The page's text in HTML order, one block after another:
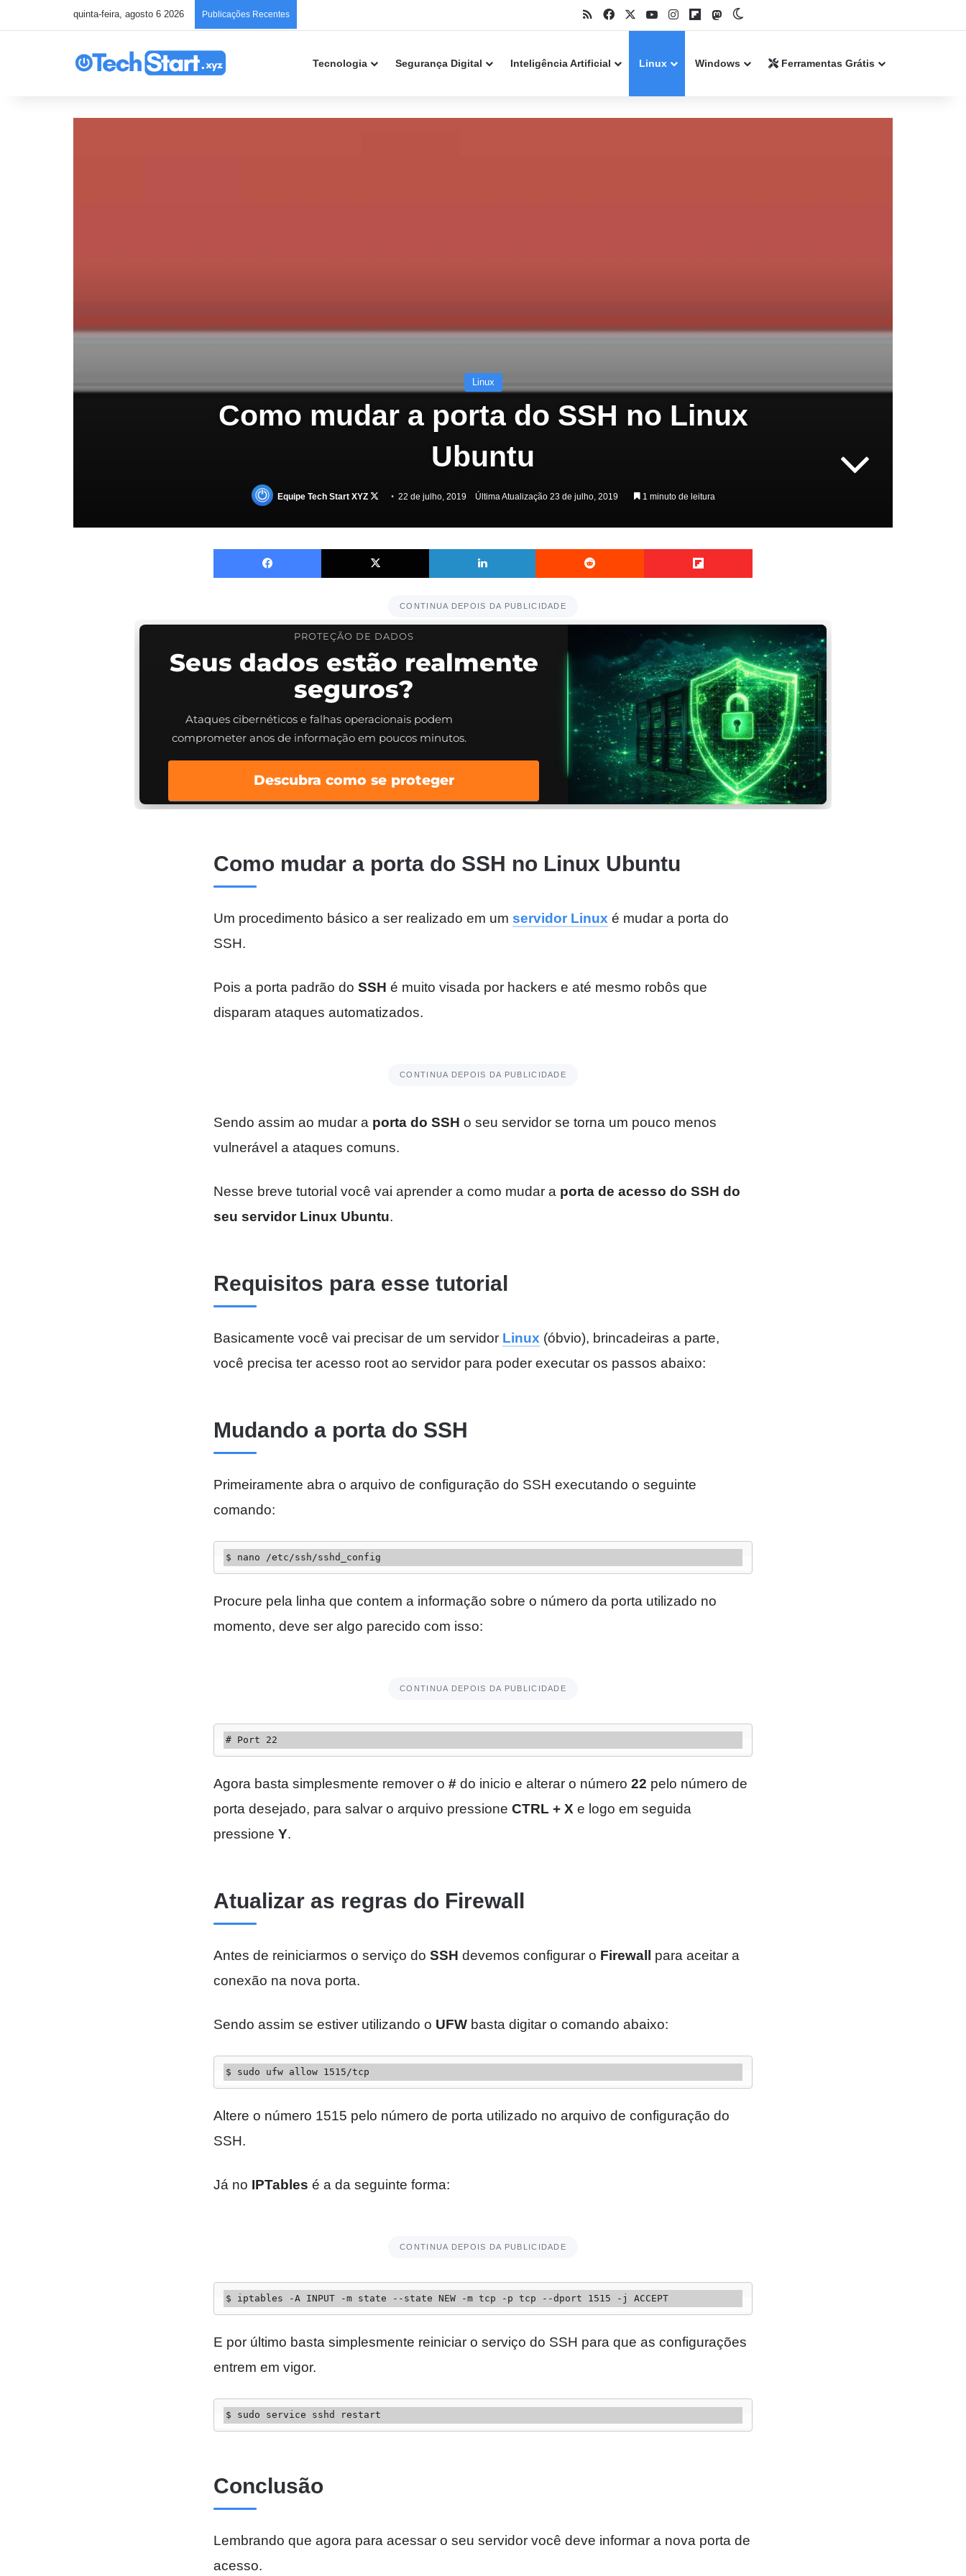
quinta-feira, agosto 6 2026 Publicações Recentes RSSFacebookYouTubeInstagramFlipboard
Mastodon
Tecnologia Segurança Digital Inteligência Artificial Linux Windows Ferramentas Grátis
Linux
Como mudar a porta do SSH no Linux
Ubuntu
Equipe Tech Start XYZ
Follow
X
22 de julho, 2019 Última Atualização 23 de julho, 2019 1 minuto de leitura
Facebook X Linkedin Reddit Flipboard
CONTINUA DEPOIS DA PUBLICIDADE
PROTEÇÃO DE DADOS
Seus dados estão realmente
seguros?
Ataques cibernéticos e falhas operacionais podem
comprometer anos de informação em poucos minutos.
Descubra como se proteger
Como mudar a porta do SSH no Linux Ubuntu
Um procedimento básico a ser realizado em um servidor Linux é mudar a porta do
SSH.
Pois a porta padrão do SSH é muito visada por hackers e até mesmo robôs que
disparam ataques automatizados.
CONTINUA DEPOIS DA PUBLICIDADE
Sendo assim ao mudar a porta do SSH o seu servidor se torna um pouco menos
vulnerável a ataques comuns.
Nesse breve tutorial você vai aprender a como mudar a porta de acesso do SSH do
seu servidor Linux Ubuntu.
Requisitos para esse tutorial
Basicamente você vai precisar de um servidor Linux (óbvio), brincadeiras a parte,
você precisa ter acesso root ao servidor para poder executar os passos abaixo:
Mudando a porta do SSH
Primeiramente abra o arquivo de configuração do SSH executando o seguinte
comando:
$ nano /etc/ssh/sshd_config
Procure pela linha que contem a informação sobre o número da porta utilizado no
momento, deve ser algo parecido com isso:
CONTINUA DEPOIS DA PUBLICIDADE
# Port 22
Agora basta simplesmente remover o # do inicio e alterar o número 22 pelo número de
porta desejado, para salvar o arquivo pressione CTRL + X e logo em seguida
pressione Y.
Atualizar as regras do Firewall
Antes de reiniciarmos o serviço do SSH devemos configurar o Firewall
para aceitar a
conexão na nova porta.
Sendo assim se estiver utilizando o UFW basta digitar o comando abaixo:
$ sudo ufw allow 1515/tcp
Altere o número 1515 pelo número de porta utilizado no arquivo de configuração do
SSH.
Já no IPTables é a da seguinte forma:
CONTINUA DEPOIS DA PUBLICIDADE
$ iptables -A INPUT -m state --state NEW -m tcp -p tcp --dport 1515 -j ACCEPT
E por último basta simplesmente reiniciar o serviço do SSH para que as configurações
entrem em vigor.
$ sudo service sshd restart
Conclusão
Lembrando que agora para acessar o seu servidor você deve informar a nova porta de
acesso.